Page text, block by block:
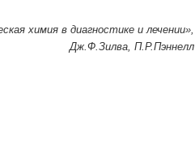
химия в диагностике и лечении»,
Дж.Ф.Зилва, П.Р.Пэннелл